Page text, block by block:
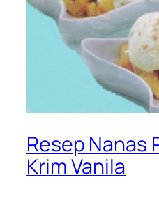
Resep Nanas
Krim Vanila